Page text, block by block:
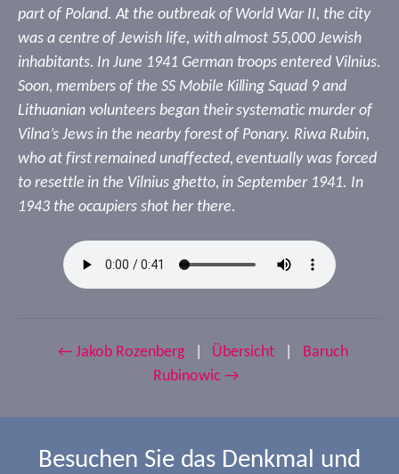
part of Poland. At the outbreak of World War II, the city
was a centre of Jewish life, with almost 55,000 Jewish
inhabitants. In June 1941 German troops entered Vilnius.
Soon, members of the SS Mobile Killing Squad 9 and
Lithuanian volunteers began their systematic murder of
Vilna’s Jews in the nearby forest of Ponary. Riwa Rubin,
who at first remained unaffected, eventually was forced
to resettle in the Vilnius ghetto, in September 1941. In
1943 the occupiers shot her there.
← Jakob Rozenberg Übersicht
Baruch
Rubinowic →
Besuchen Sie das Denkmal und